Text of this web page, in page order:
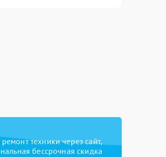
техники через сайт,
бессрочная скидка